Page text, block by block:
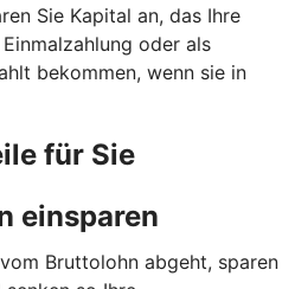
Sie Kapital an, das Ihre
oder als
bekommen, wenn sie in
für Sie
einsparen
Bruttolohn abgeht, sparen